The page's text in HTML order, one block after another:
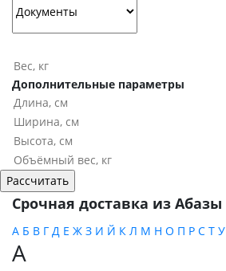
Дополнительные параметры
Срочная доставка из Абазы
А Б В Г Д Е Ж З И Й К Л М Н О П Р С Т У
А